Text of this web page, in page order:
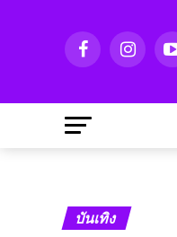
บันเทิง